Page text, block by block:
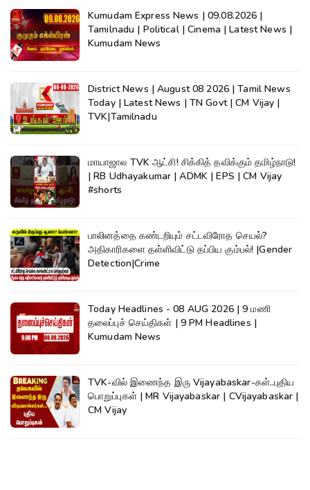
Kumudam Express News | 09.08.2026 |
Tamilnadu | Political | Cinema | Latest News |
Kumudam News
District News | August 08 2026 | Tamil News
Today | Latest News | TN Govt | CM Vijay |
TVK|Tamilnadu
மாயாஜால TVK ஆட்சி! சிக்கித் தவிக்கும் தமிழ்நாடு!
| RB Udhayakumar | ADMK | EPS | CM Vijay
#shorts
பாலினத்தை கண்டறியும் சட்டவிரோத செயல்?
அதிகாரிகளை தள்ளிவிட்டு தப்பிய கும்பல்! |Gender
Detection|Crime
Today Headlines - 08 AUG 2026 | 9 மணி
தலைப்புச் செய்திகள் | 9 PM Headlines |
Kumudam News
TVK-வில் இணைந்த இரு Vijayabaskar-கள்..புதிய
பொறுப்புகள் | MR Vijayabaskar | CVijayabaskar |
CM Vijay